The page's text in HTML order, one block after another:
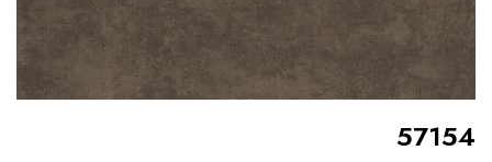
57154